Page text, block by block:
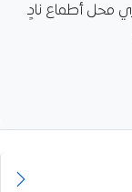
محل أطماع نادٍ